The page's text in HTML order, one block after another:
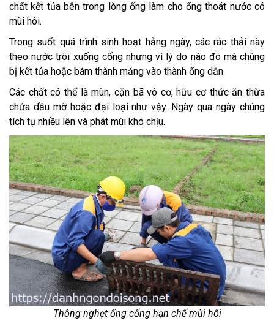
chất kết tủa bên trong lòng ống làm cho ống thoát nước có
mùi hôi.
Trong suốt quá trình sinh hoạt hằng ngày, các rác thải này
theo nước trôi xuống cống nhưng vì lý do nào đó mà chúng
bị kết tủa hoặc bám thành mảng vào thành ống dẫn.
Các chất có thể là mùn, cặn bã vô cơ, hữu cơ thức ăn thừa
chứa dầu mỡ hoặc đại loại như vậy. Ngày qua ngày chúng
tích tụ nhiều lên và phát mùi khó chịu.
Thông nghẹt ống cống hạn chế mùi hôi